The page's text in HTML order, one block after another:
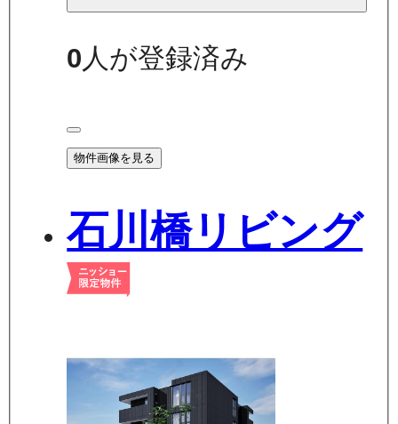
0人が登録済み
物件画像を見る
石川橋リビング